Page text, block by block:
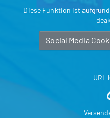
Diese Funktion ist
Social Media
URL